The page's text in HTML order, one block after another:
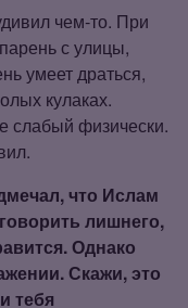
чем‑то. При
с улицы,
умеет драться,
кулаках.
слабый физически.
что Ислам
лишнего,
Однако
Скажи, это
тебя